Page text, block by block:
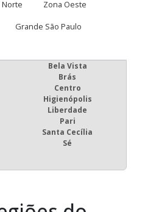
Norte
Zona Oeste
Grande São Paulo
Bela Vista
Brás
Centro
Higienópolis
Liberdade
Pari
Santa Cecília
Sé